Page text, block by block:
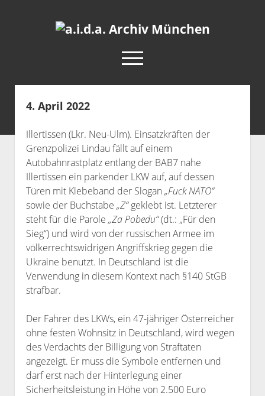
a.i.d.a.
open
menu
facebook
rss info@aida-archiv.de
Aktuelles
Termine
open
dropdown
menu
Antifaschistische Termine im Süden
Antifaschistische Termine in München
Rechte Termine im Süden
Rechte Termine München
Chronologie
Das Archiv
open
dropdown
menu
a.i.d.a. e. V. unterstützen
Über a.i.d.a.
RSS-Feeds, Twitter & Facebook
Bibliothek
Impressum
4. April 2022
Illertissen (Lkr. Neu-Ulm). Einsatzkräften der
Grenzpolizei Lindau fällt auf einem
Autobahnrastplatz entlang der BAB7 nahe
Illertissen ein parkender LKW auf, auf dessen
Türen mit Klebeband der Slogan „Fuck NATO“
sowie der Buchstabe „Z“geklebt ist. Letzterer
steht für die Parole „Za Pobedu“(dt.: „Für den
Sieg“) und wird von der russischen Armee im
völkerrechtswidrigen Angriffskrieg gegen die
Ukraine benutzt. In Deutschland ist die
Verwendung in diesem Kontext nach §140 StGB
strafbar.
Der Fahrer des LKWs, ein 47-jähriger Österreicher
ohne festen Wohnsitz in Deutschland, wird wegen
des Verdachts der Billigung von Straftaten
angezeigt. Er muss die Symbole entfernen und
darf erst nach der Hinterlegung einer
Sicherheitsleistung in Höhe von 2.500 Euro